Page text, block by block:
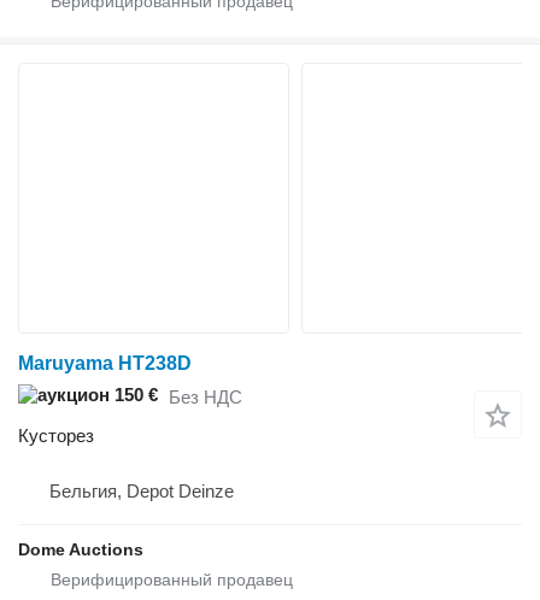
Maruyama HT238D
150 € Без НДС
Кусторез
Бельгия, Depot Deinze
Dome Auctions